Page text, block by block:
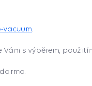
vacuum
s výběrem,